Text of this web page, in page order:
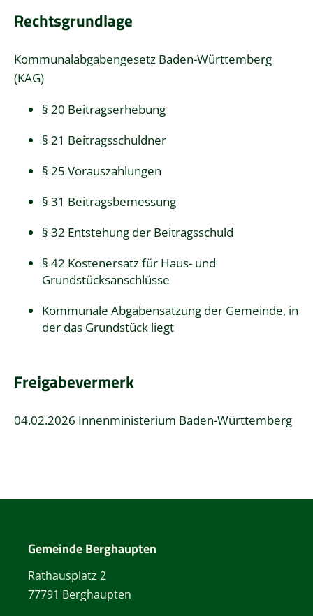
Rechtsgrundlage
Kommunalabgabengesetz Baden-Württemberg
(KAG)
§ 20 Beitragserhebung
§ 21 Beitragsschuldner
§ 25 Vorauszahlungen
§ 31 Beitragsbemessung
§ 32 Entstehung der Beitragsschuld
§ 42 Kostenersatz für Haus- und
Grundstücksanschlüsse
Kommunale Abgabensatzung der Gemeinde, in
der das Grundstück liegt
Freigabevermerk
04.02.2026 Innenministerium Baden-Württemberg
Gemeinde Berghaupten
Rathausplatz 2
77791 Berghaupten